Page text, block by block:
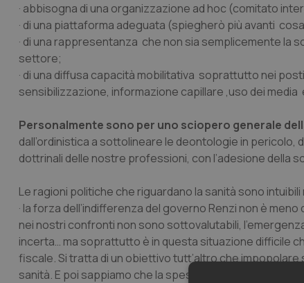
· abbisogna di una organizzazione ad hoc (comitato
· di una piattaforma adeguata (spiegherò più avanti
· di una rappresentanza che non sia semplicemente la
settore;
· di una diffusa capacità mobilitativa soprattutto nei
sensibilizzazione, informazione capillare ,uso dei media
Personalmente sono per uno sciopero generale
dall’ordinistica a sottolineare le deontologie in
dottrinali delle nostre professioni, con l’adesione della
Le ragioni politiche che riguardano la sanità sono
· la forza dell’indifferenza del governo Renzi non è
nei nostri confronti non sono sottovalutabili,
incerta… ma soprattutto è in questa situazione difficile
fiscale. Si tratta di un obiettivo tutt’altro che
sanità. E poi sappiamo che la spesa sanitaria deve